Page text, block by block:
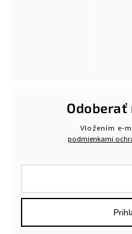
Vložením e-
podmienkami